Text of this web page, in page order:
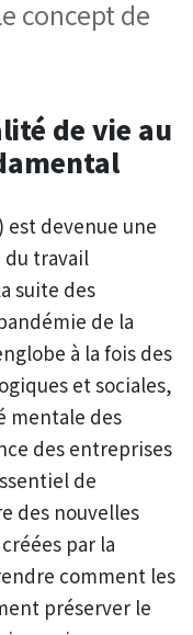
concept de
de vie au
est devenue une
travail
suite des
de la
à la fois des
et sociales,
mentale des
des entreprises
de
des nouvelles
par la
comment les
préserver le